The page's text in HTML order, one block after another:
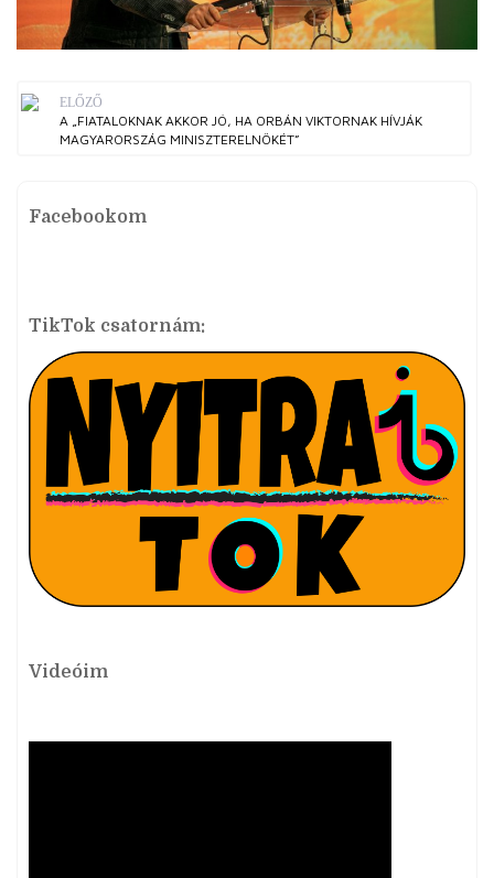
ELŐZŐ
A „FIATALOKNAK AKKOR JÓ, HA ORBÁN VIKTORNAK HÍVJÁK
MAGYARORSZÁG MINISZTERELNÖKÉT”
Facebookom
TikTok csatornám:
Videóim